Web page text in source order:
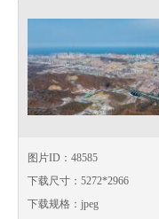
图片ID：48585
下载尺寸：5272*2966
下载规格：jpeg